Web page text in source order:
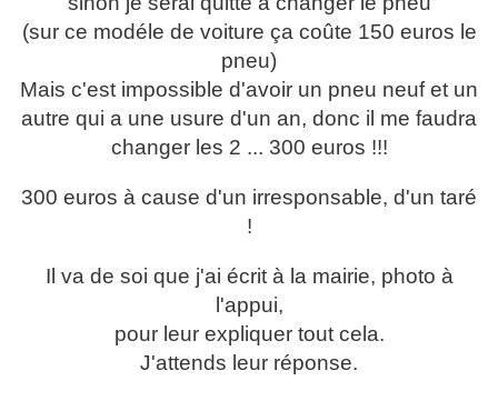
(sur ce modéle de voiture ça coûte 150 euros le
pneu)
Mais c'est impossible d'avoir un pneu neuf et un
autre qui a une usure d'un an, donc il me faudra
changer les 2 ... 300 euros !!!
300 euros à cause d'un irresponsable, d'un taré
!
Il va de soi que j'ai écrit à la mairie, photo à
l'appui,
pour leur expliquer tout cela.
J'attends leur réponse.